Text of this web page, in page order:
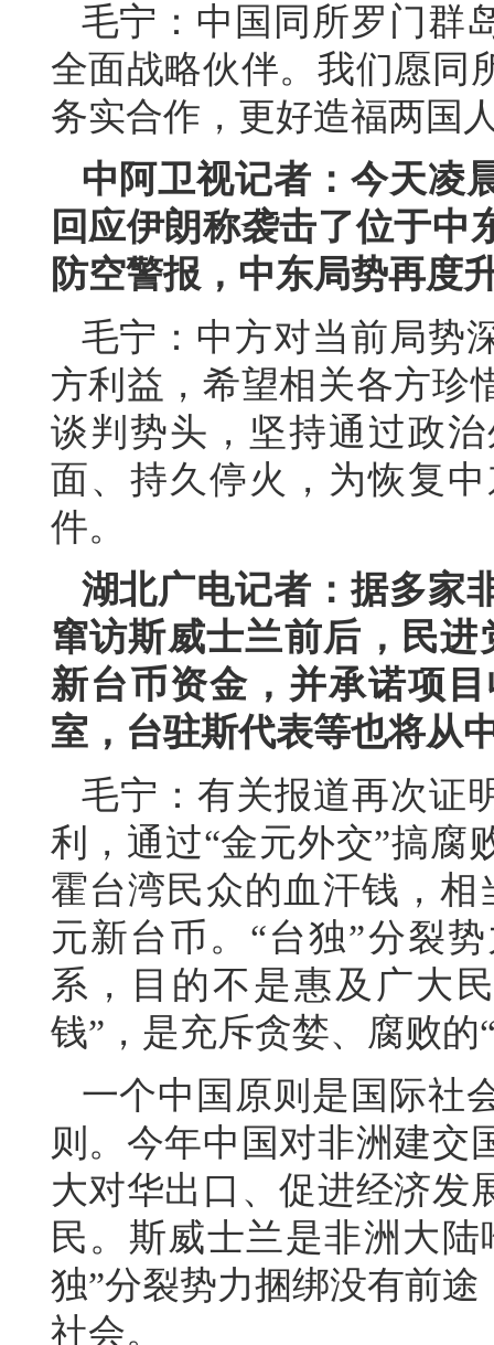
毛宁：中国同所罗门群
全面战略伙伴。我们愿同
务实合作，更好造福两国
中阿卫视记者：今天凌
回应伊朗称袭击了位于中
防空警报，中东局势再度
毛宁：中方对当前局势
方利益，希望相关各方珍
谈判势头，坚持通过政
面、持久停火，为恢复
件。
湖北广电记者：据多家
窜访斯威士兰前后，民
新台币资金，并承诺项
室，台驻斯代表等也将从
毛宁：有关报道再次证
利，通过“金元外交”搞腐
霍台湾民众的血汗钱，
元新台币。“台独”分裂
系，目的不是惠及广大
钱”，是充斥贪婪、腐败的
一个中国原则是国际社
则。今年中国对非洲建交
大对华出口、促进经济发
民。斯威士兰是非洲大
独”分裂势力捆绑没有前
社会。